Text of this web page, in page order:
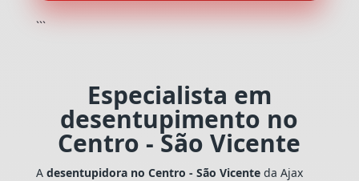
```
Especialista em
desentupimento no
Centro - São Vicente
A desentupidora no Centro - São Vicenteda Ajax